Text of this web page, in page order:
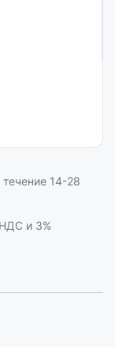
14-28
и 3%